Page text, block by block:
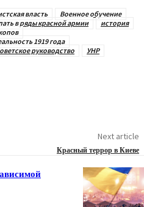
власть
Военное обучение
в ряды красной армии
история
1919 года
руководство
УНР
Next article
Красный террор в Киеве